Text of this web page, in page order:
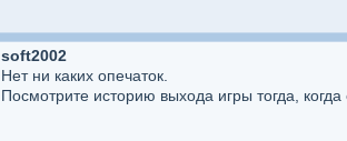
soft2002
Нет ни каких опечаток.
Посмотрите историю выхода игры тогда,